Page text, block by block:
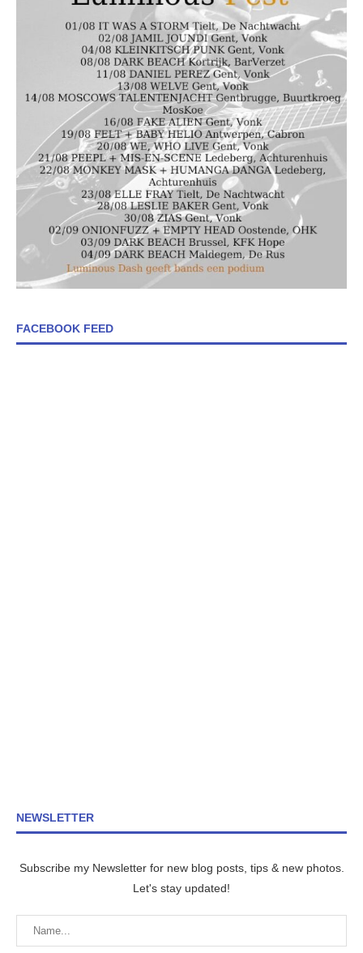
FACEBOOK FEED
NEWSLETTER
Subscribe my Newsletter for new blog posts, tips & new photos.
Let's stay updated!